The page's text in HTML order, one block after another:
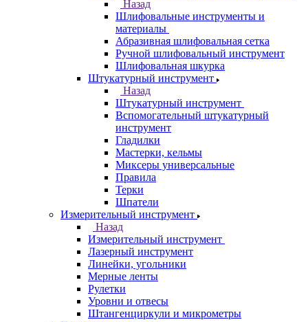
Назад
Шлифовальные инструменты и
материалы
Абразивная шлифовальная сетка
Ручной шлифовальный инструмент
Шлифовальная шкурка
Штукатурный инструмент
Назад
Штукатурный инструмент
Вспомогательный штукатурный
инструмент
Гладилки
Мастерки, кельмы
Миксеры универсальные
Правила
Терки
Шпатели
Измерительный инструмент
Назад
Измерительный инструмент
Лазерный инструмент
Линейки, угольники
Мерные ленты
Рулетки
Уровни и отвесы
Штангенциркули и микрометры